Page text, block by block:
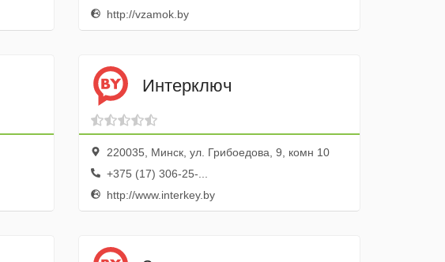
http://vzamok.by
Интерключ
220035, Минск, ул. Грибоедова, 9, комн 10
+375 (17) 306-25-...
http://www.interkey.by